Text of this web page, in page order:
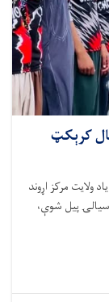
کرېکټ
ولایت مرکز اړوند
پیل شوې،